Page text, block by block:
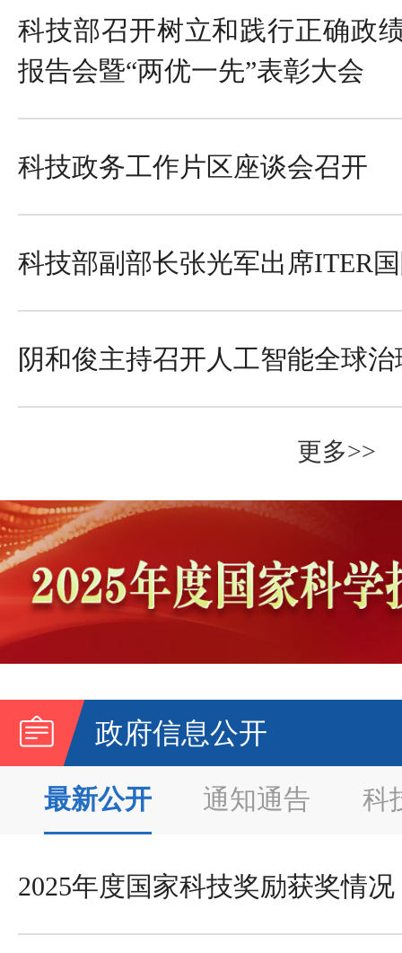
科技部召开树立和践行正确政
报告会暨“两优一先”表彰大会
科技政务工作片区座谈会召开
科技部副部长张光军出席ITER
阴和俊主持召开人工智能全球
更多>>
政府信息公开
最新公开 通知通告 科
2025年度国家科技奖励获奖情况